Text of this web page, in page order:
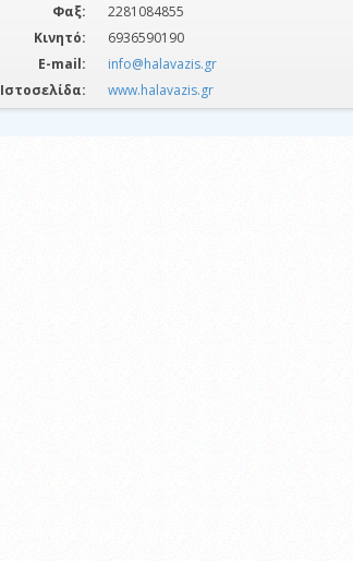
Φαξ:
2281084855
Κινητό:
6936590190
E-mail:
info@halavazis.gr
Ιστοσελίδα:
www.halavazis.gr